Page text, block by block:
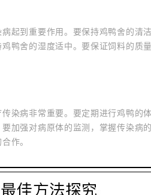
起到重要作用。要保持鸡鸭舍的清
鸭舍的湿度适中。要保证饲料的质
染病非常重要。要定期进行鸡鸭的
加强对病原体的监测，掌握传染病
作。